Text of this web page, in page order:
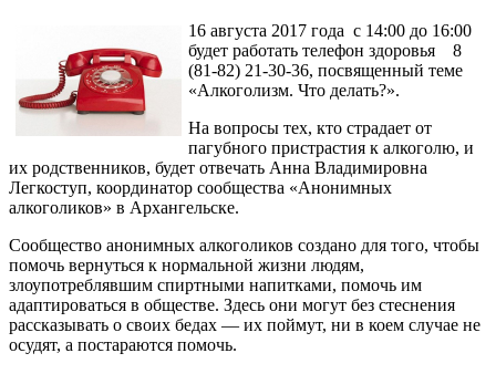
16 августа 2017 года с 14:00 до 16:00
будет работать телефон здоровья 8
(81-82) 21-30-36, посвященный теме
«Алкоголизм. Что делать?».
На вопросы тех, кто страдает от
пагубного пристрастия к алкоголю, и
их родственников, будет отвечать Анна Владимировна
Легкоступ, координатор сообщества «Анонимных
алкоголиков» в Архангельске.
Сообщество анонимных алкоголиков создано для того, чтобы
помочь вернуться к нормальной жизни людям,
злоупотреблявшим спиртными напитками, помочь им
адаптироваться в обществе. Здесь они могут без стеснения
рассказывать о своих бедах — их поймут, ни в коем случае не
осудят, а постараются помочь.